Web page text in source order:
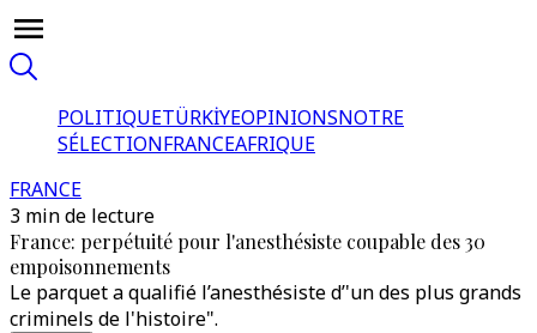
POLITIQUETÜRKİYEOPINIONSNOTRE
SÉLECTIONFRANCEAFRIQUE
FRANCE
3 min de lecture
France: perpétuité pour l'anesthésiste coupable des 30
empoisonnements
Le parquet a qualifié l’anesthésiste d’'un des plus grands
criminels de l'histoire".